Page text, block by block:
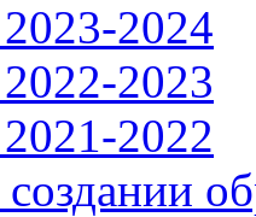
2024
2023
2022